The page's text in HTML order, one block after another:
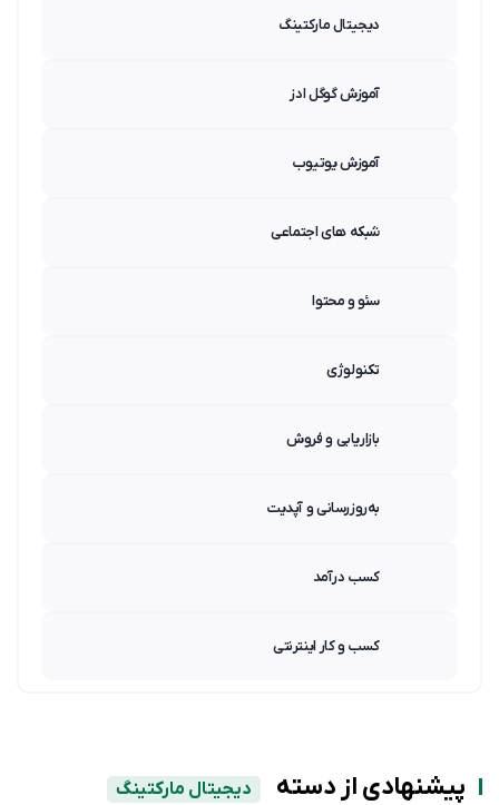
دیجیتال مارکتینگ
آموزش گوگل ادز
آموزش یوتیوب
شبکه های اجتماعی
سئو و محتوا
تکنولوژی
بازاریابی و فروش
به‌روزرسانی و آپدیت
کسب درآمد
کسب و کار اینترنتی
پیشنهادی از دسته دیجیتال مارکتینگ